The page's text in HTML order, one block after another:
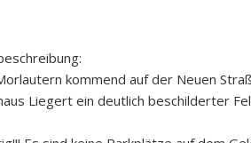
kommend auf der Neuen
Liegert ein deutlich beschilderter